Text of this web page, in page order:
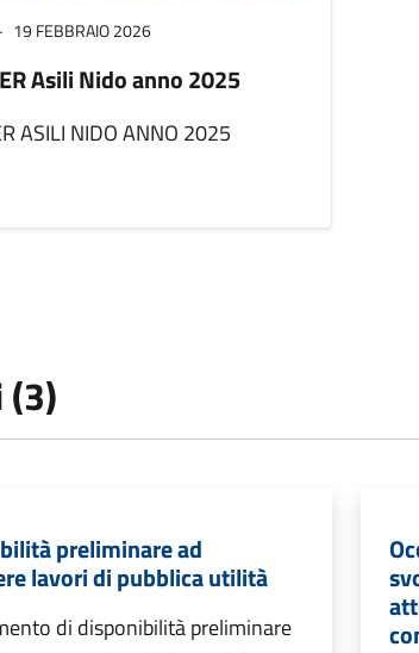
19 FEBBRAIO 2026
Asili Nido anno 2025
ASILI NIDO ANNO 2025
(3)
preliminare ad
lavori di pubblica utilità
di disponibilità preliminare